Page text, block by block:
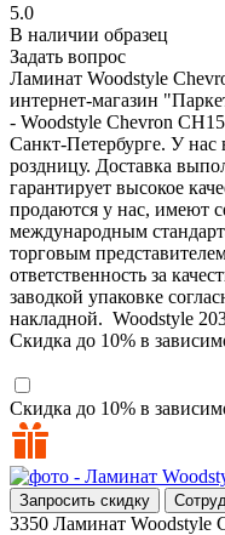
5.0
В наличии образец
Задать вопрос
Ламинат Woodstyle
интернет-магазин
- Woodstyle Chevron
Санкт-Петербурге. У нас
роздницу. Доставка
гарантирует высокое
продаются у нас, имеют
международным
торговым
ответственность за
заводкой упаковке
накладной. Woodstyle
Скидка до 10% в
Скидка до 10% в
Запросить скидку
3350 Ламинат Woodstyle